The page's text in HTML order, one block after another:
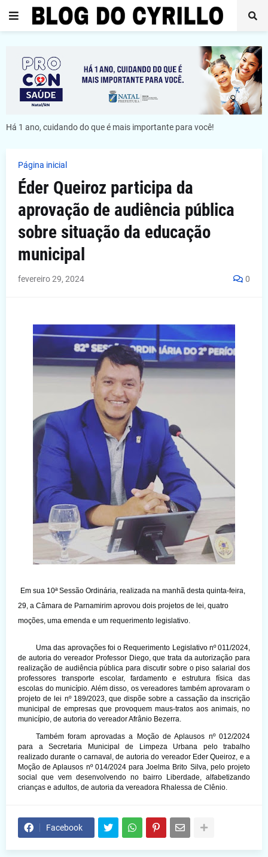
Há 1 ano, cuidando do que é mais importante para você!
Página inicial
Éder Queiroz participa da
aprovação de audiência pública
sobre situação da educação
municipal
fevereiro 29, 2024 0
Em sua 10ª Sessão Ordinária, realizada na manhã desta quinta-feira,
29, a Câmara de Parnamirim aprovou dois projetos de lei, quatro
moções, uma emenda e um requerimento legislativo.
Uma das aprovações foi o Requerimento Legislativo nº 011/2024,
de autoria do vereador Professor Diego, que trata da autorização para
realização de audiência pública para discutir sobre o piso salarial dos
professores transporte escolar, fardamento e estrutura física das
escolas do município. Além disso, os vereadores também aprovaram o
projeto de lei nº 189/2023, que dispõe sobre a cassação da inscrição
municipal de empresas que provoquem maus-tratos aos animais, no
município, de autoria do vereador Afrânio Bezerra.
Também foram aprovadas a Moção de Aplausos nº 012/2024
para a Secretaria Municipal de Limpeza Urbana pelo trabalho
realizado durante o carnaval, de autoria do vereador Eder Queiroz, e a
Moção de Aplausos nº 014/2024 para Joelma Brito Silva, pelo projeto
social que vem desenvolvendo no bairro Liberdade, alfabetizando
crianças e adultos, de autoria da vereadora Rhalessa de Clênio.
Facebook